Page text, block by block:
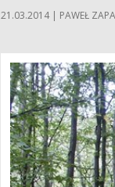
21.03.2014 | PAWEŁ